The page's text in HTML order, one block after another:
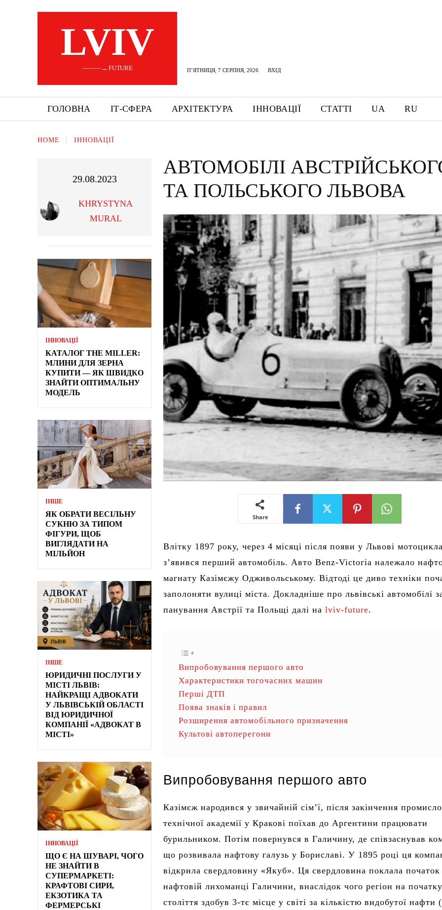
LVIV
———→ FUTURE П’ЯТНИЦЯ, 7 СЕРПНЯ, 2026 ВХІД
ГОЛОВНА ІТ-СФЕРА АРХІТЕКТУРА ІННОВАЦІЇ СТАТТІ UA RU
HOME ІННОВАЦІЇ
29.08.2023
KHRYSTYNA
MURAL
ІННОВАЦІЇ
КАТАЛОГ THE MILLER:
МЛИНИ ДЛЯ ЗЕРНА
КУПИТИ — ЯК ШВИДКО
ЗНАЙТИ ОПТИМАЛЬНУ
МОДЕЛЬ
ІНШЕ
ЯК ОБРАТИ ВЕСІЛЬНУ
СУКНЮ ЗА ТИПОМ
ФІГУРИ, ЩОБ
ВИГЛЯДАТИ НА
МІЛЬЙОН
ІНШЕ
ЮРИДИЧНІ ПОСЛУГИ У
МІСТІ ЛЬВІВ:
НАЙКРАЩІ АДВОКАТИ
У ЛЬВІВСЬКІЙ ОБЛАСТІ
ВІД ЮРИДИЧНОЇ
КОМПАНІЇ «АДВОКАТ В
МІСТІ»
ІННОВАЦІЇ
ЩО Є НА ШУВАРІ, ЧОГО
НЕ ЗНАЙТИ В
СУПЕРМАРКЕТІ:
КРАФТОВІ СИРИ,
ЕКЗОТИКА ТА
ФЕРМЕРСЬКІ
АВТОМОБІЛІ
ТА ПОЛЬСЬКОГО ЛЬВОВА
Share
Влітку 1897 року, через 4 місяці після появи у Львові
з’явився перший автомобіль. Авто Benz-Victoгіа належало
магнату Казімєжу Одживольському. Відтоді це диво техніки
заполоняти вулиці міста. Докладніше про львівські автомобілі
панування Австрії та Польщі далі наlviv-future.
Випробовування першого авто
Характеристики тогочасних машин
Перші ДТП
Поява знаків і правил
Розширення автомобільного призначення
Культові автоперегони
Випробовування першого авто
Казімєж народився у звичайній сім’ї, після закінчення
технічної академії у Кракові поїхав до Аргентини працювати
бурильником. Потім повернувся в Галичину, де співзаснував
що розвивала нафтову галузь у Бориславі. У 1895 році ця
відкрила свердловину «Якуб». Ця свердловина поклала початок
нафтовій лихоманці Галичини, внаслідок чого регіон на
століття здобув 3-тє місце у світі за кількістю видобутої нафти